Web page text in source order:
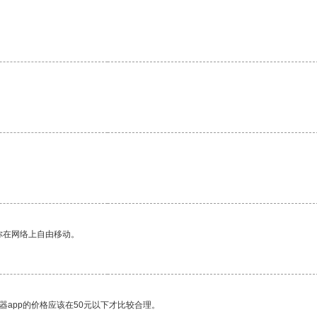
网络上自由移动。
app的价格应该在50元以下才比较合理。